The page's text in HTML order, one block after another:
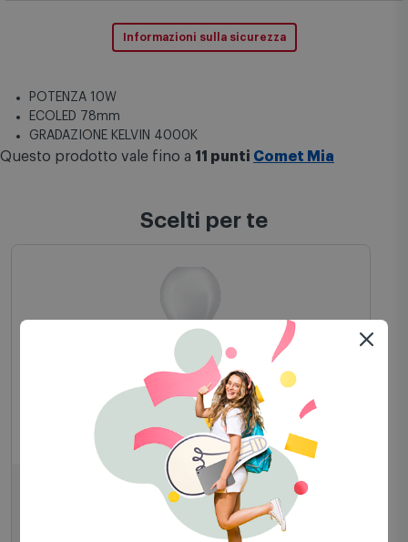
Informazioni sulla sicurezza
POTENZA 10W
ECOLED 78mm
GRADAZIONE KELVIN 4000K
Questo prodotto vale fino a 11 punti Comet Mia
Scelti per te
Philips Signify - CorePro LEDBulb8.5 75w
E27 - INCALED75840G2
7,99€